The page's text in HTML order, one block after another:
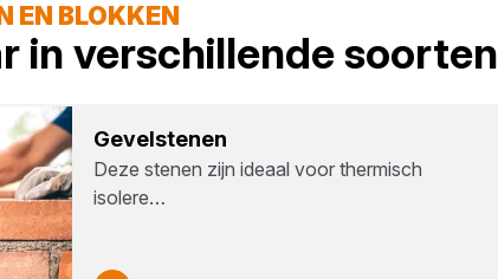
EN BLOKKEN
in verschillende soorten
Gevel­ste­nen
Deze stenen zijn ideaal voor thermisch
isolere…